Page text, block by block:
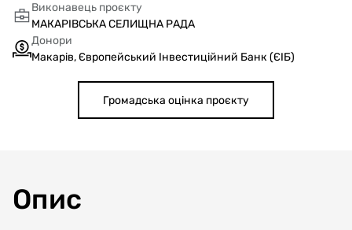
Виконавець проєкту
МАКАРІВСЬКА СЕЛИЩНА РАДА
Донори
Макарів, Європейський Інвестиційний Банк (ЄІБ)
Громадська оцінка проєкту
Опис